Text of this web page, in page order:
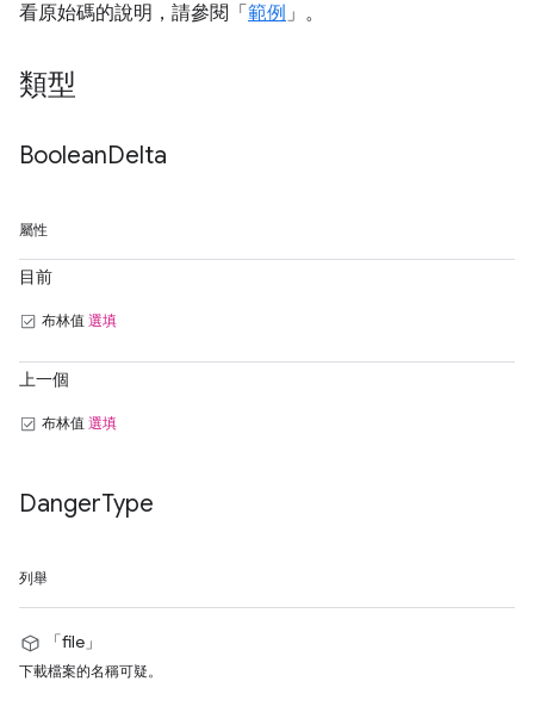
看原始碼的說明，請參閱「 範例 」。
類型
BooleanDelta
屬性
目前
布林值 選填
上一個
布林值 選填
DangerType
列舉
「file」
下載檔案的名稱可疑。